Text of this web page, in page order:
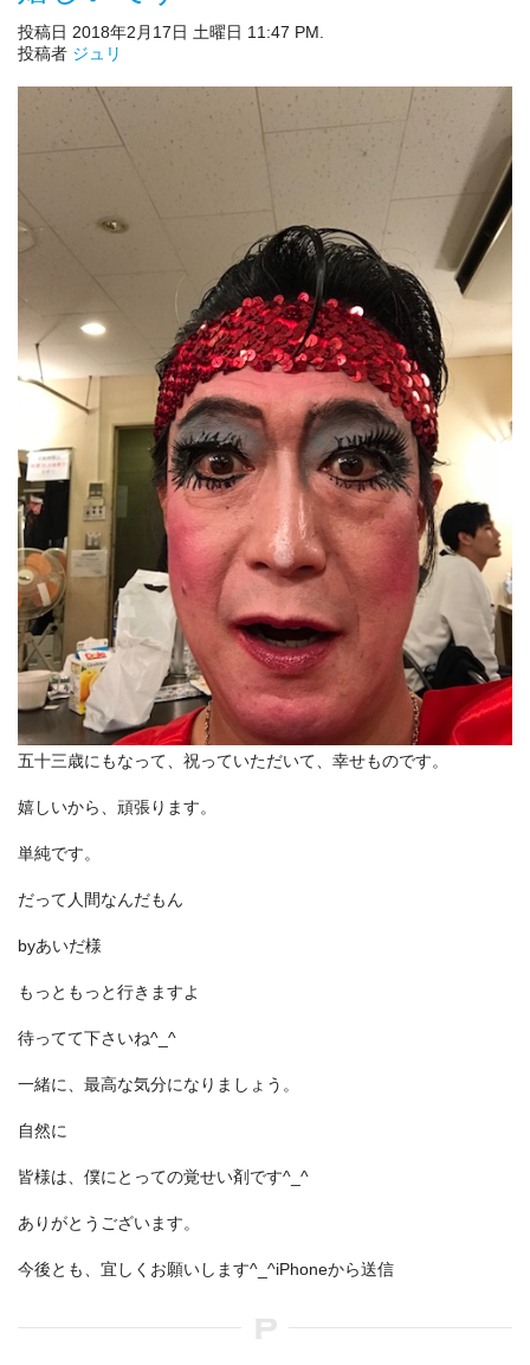
投稿日 2018年2月17日 土曜日 11:47 PM.
投稿者 ジュリ
五十三歳にもなって、祝っていただいて、幸せものです。
嬉しいから、頑張ります。
単純です。
だって人間なんだもん
byあいだ様
もっともっと行きますよ
待ってて下さいね^_^
一緒に、最高な気分になりましょう。
自然に
皆様は、僕にとっての覚せい剤です^_^
ありがとうございます。
今後とも、宜しくお願いします^_^iPhoneから送信